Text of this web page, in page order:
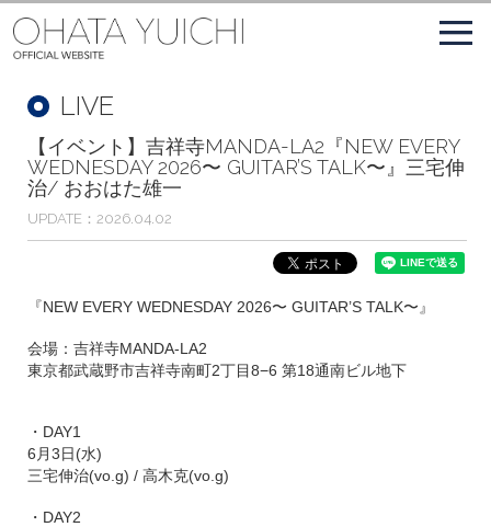
LIVE
【イベント】吉祥寺MANDA-LA2『NEW EVERY
WEDNESDAY 2026〜 GUITAR’S TALK〜』三宅伸
治/ おおはた雄一
UPDATE 2026.04.02
『NEW EVERY WEDNESDAY 2026〜 GUITAR’S TALK〜』
会場：吉祥寺MANDA-LA2
東京都武蔵野市吉祥寺南町2丁目8−6 第18通南ビル地下
・DAY1
6月3日(水)
三宅伸治(vo.g) / 高木克(vo.g)
・DAY2